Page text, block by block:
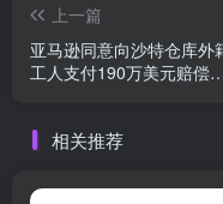
上一篇
亚马逊同意向沙特仓库外
工人支付190万美元赔偿
相关推荐